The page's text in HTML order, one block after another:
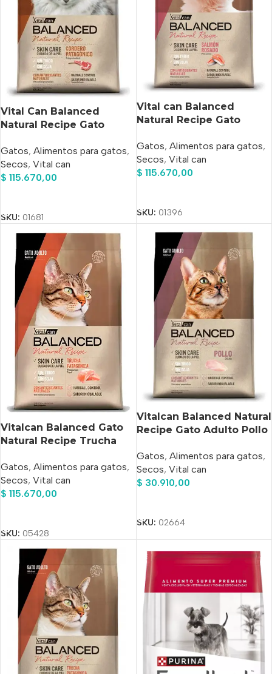
Vital Can Balanced
Natural Recipe Gato
Gatos, Alimentos para gatos,
Secos, Vital can
$ 115.670,00
SKU: 01681
Vital can Balanced
Natural Recipe Gato
15 Kg
Gatos, Alimentos para gatos,
Secos, Vital can
$ 115.670,00
SKU: 01396
Vitalcan Balanced Gato
Natural Recipe Trucha
Gatos, Alimentos para gatos,
Secos, Vital can
$ 115.670,00
SKU: 05428
Vitalcan Balanced Natural
Recipe Gato Adulto Pollo
Gatos, Alimentos para gatos,
Secos, Vital can
$ 30.910,00
SKU: 02664